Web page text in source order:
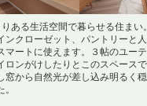
ある生活空間で暮らせる住ま
ンクローゼット、パントリーと
マートに使えます。３帖のユー
ロンがけしたりとこのスペース
窓から自然光が差し込み明るく